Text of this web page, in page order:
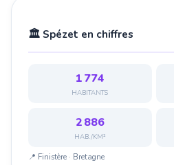
🏛️ Spézet en chiffres
1 774
HABITANTS
2 886
HAB./KM²
📍 Finistère · Bretagne